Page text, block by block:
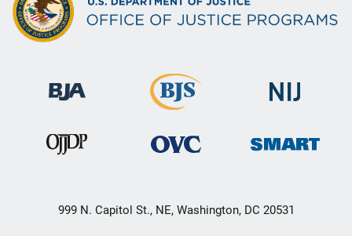
999 N. Capitol St., NE, Washington, DC 20531